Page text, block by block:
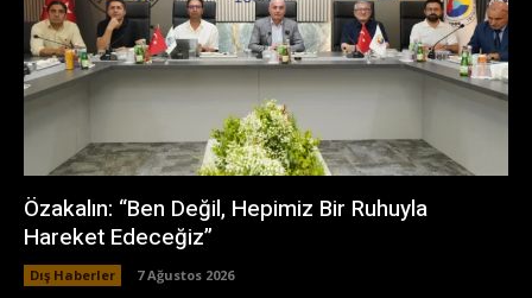
Özakalın: “Ben Değil, Hepimiz Bir Ruhuyla
Hareket Edeceğiz”
Dış Haberler 7 Ağustos 2026